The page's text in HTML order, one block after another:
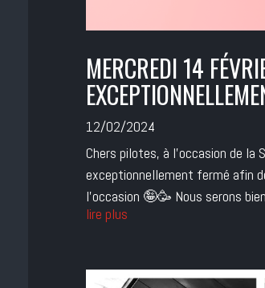
MERCREDI 14
12/02/2024
Chers pilotes, à l’occasion de la
exceptionnellement fermé afin
l’occasion 🤪🥳 Nous serons
lire plus